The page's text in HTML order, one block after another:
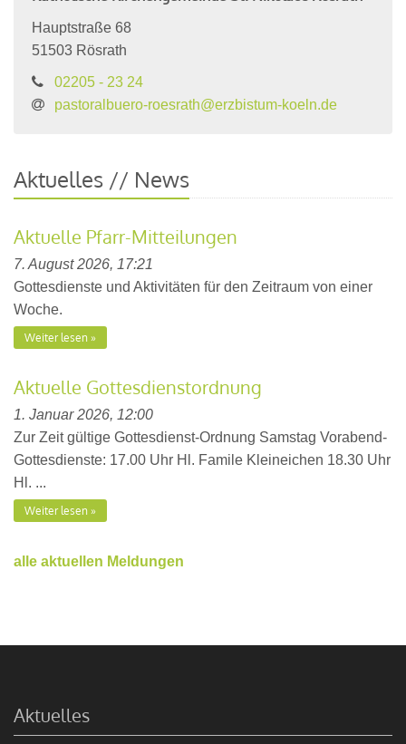
Hauptstraße 68
51503 Rösrath
02205 - 23 24
pastoralbuero-roesrath@erzbistum-koeln.de
Aktuelles // News
Aktuelle Pfarr-Mitteilungen
7. August 2026, 17:21
Gottesdienste und Aktivitäten für den Zeitraum von einer
Woche.
Weiter lesen
Aktuelle Gottesdienstordnung
1. Januar 2026, 12:00
Zur Zeit gültige Gottesdienst-Ordnung Samstag Vorabend-
Gottesdienste: 17.00 Uhr Hl. Famile Kleineichen 18.30 Uhr
Hl. ...
Weiter lesen
alle aktuellen Meldungen
Aktuelles